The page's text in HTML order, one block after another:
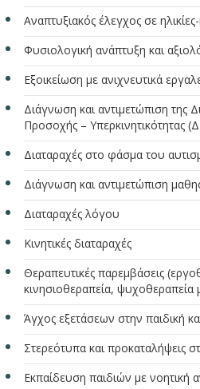
Αναπτυξιακός έλεγχος σε ηλικίες-
Φυσιολογική ανάπτυξη και
Εξοικείωση με ανιχνευτικά
Διάγνωση και αντιμετώπιση της
Προσοχής – Υπερκινητικότητας
Διαταραχές στο φάσμα του
Διάγνωση και αντιμετώπιση
Διαταραχές λόγου
Κινητικές διαταραχές
Θεραπευτικές παρεμβάσεις
κινησιοθεραπεία, ψυχοθεραπεία
Άγχος εξετάσεων στην παιδική
Στερεότυπα και προκαταλήψεις
Εκπαίδευση παιδιών με νοητική